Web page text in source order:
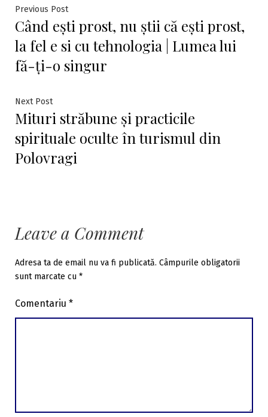
Navigare
în
articole
Previous PostPrevious
post:
Când ești prost, nu știi că ești prost,
la fel e si cu tehnologia | Lumea lui
fă-ți-o singur
Next PostNext
post:
Mituri străbune și practicile
spirituale oculte în turismul din
Polovragi
Leave a Comment
Adresa ta de email nu va fi publicată. Câmpurile obligatorii
sunt marcate cu *
Comentariu *